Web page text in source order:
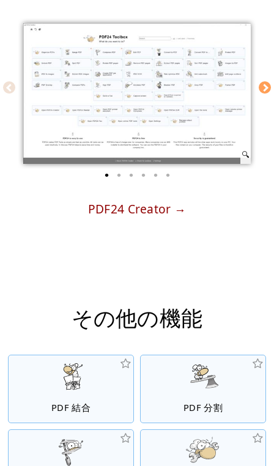
PDF24 Creator
その他の機能
PDF 結合 PDF 分割